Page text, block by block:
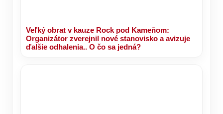
Veľký obrat v kauze Rock pod Kameňom:
Organizátor zverejnil nové stanovisko a avizuje
ďalšie odhalenia.. O čo sa jedná?